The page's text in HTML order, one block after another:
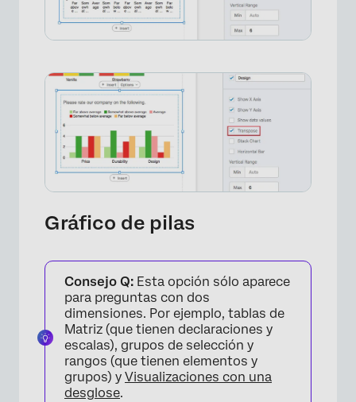
Gráfico de pilas
Consejo Q: Esta opción sólo aparece
para preguntas con dos
dimensiones. Por ejemplo, tablas de
Matriz (que tienen declaraciones y
escalas), grupos de selección y
rangos (que tienen elementos y
grupos) y Visualizaciones con una
desglose.